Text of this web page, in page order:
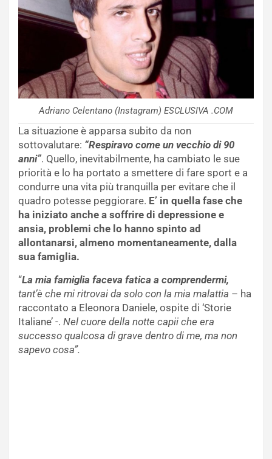
Adriano Celentano (Instagram) ESCLUSIVA .COM
La situazione è apparsa subito da non
sottovalutare: “Respiravo come un vecchio di 90
anni”. Quello, inevitabilmente, ha cambiato le sue
priorità e lo ha portato a smettere di fare sport e a
condurre una vita più tranquilla per evitare che il
quadro potesse peggiorare. E’ in quella fase che
ha iniziato anche a soffrire di depressione e
ansia, problemi che lo hanno spinto ad
allontanarsi, almeno momentaneamente, dalla
sua famiglia.
“La mia famiglia faceva fatica a comprendermi,
tant’è che mi ritrovai da solo con la mia malattia – ha
raccontato a Eleonora Daniele, ospite di ‘Storie
Italiane’ -. Nel cuore della notte capii che era
successo qualcosa di grave dentro di me, ma non
sapevo cosa”.